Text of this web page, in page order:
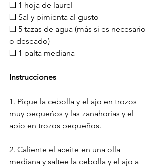
❏ 1 hoja de laurel
❏ Sal y pimienta al gusto
❏ 5 tazas de agua (más si es necesario
o deseado)
❏ 1 palta mediana
Instrucciones
1. Pique la cebolla y el ajo en trozos
muy pequeños y las zanahorias y el
apio en trozos pequeños.
2. Caliente el aceite en una olla
mediana y saltee la cebolla y el ajo a